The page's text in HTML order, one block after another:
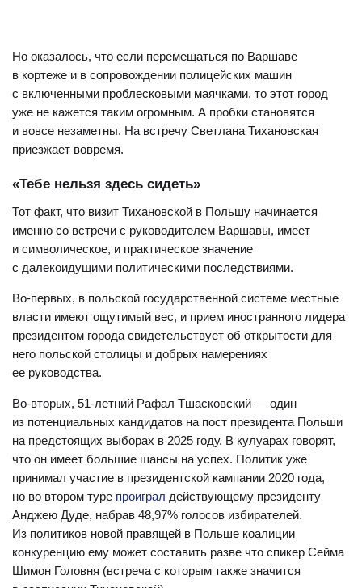
Но оказалось, что если перемещаться по Варшаве
в кортеже и в сопровождении полицейских машин
с включенными проблесковыми маячками, то этот город
уже не кажется таким огромным. А пробки становятся
и вовсе незаметны. На встречу Светлана Тихановская
приезжает вовремя.
«Тебе нельзя здесь сидеть»
Тот факт, что визит Тихановской в Польшу начинается
именно со встречи с руководителем Варшавы, имеет
и символическое, и практическое значение
с далекоидущими политическими последствиями.
Во-первых, в польской государственной системе местные
власти имеют ощутимый вес, и прием иностранного лидера
президентом города свидетельствует об открытости для
него польской столицы и добрых намерениях
ее руководства.
Во-вторых, 51-летний Рафал Тшасковский — один
из потенциальных кандидатов на пост президента Польши
на предстоящих выборах в 2025 году. В кулуарах говорят,
что он имеет большие шансы на успех. Политик уже
принимал участие в президентской кампании 2020 года,
но во втором туре проиграл действующему президенту
Анджею Дуде, набрав 48,97% голосов избирателей.
Из политиков новой правящей в Польше коалиции
конкуренцию ему может составить разве что спикер Сейма
Шимон Головня (встреча с которым также значится